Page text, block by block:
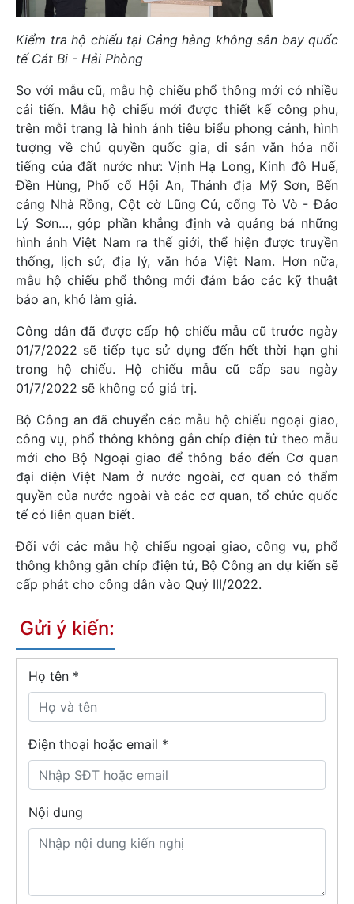
Kiểm tra hộ chiếu tại Cảng hàng không sân bay quốc
tế Cát Bi - Hải Phòng
So với mẫu cũ, mẫu hộ chiếu phổ thông mới có nhiều
cải tiến. Mẫu hộ chiếu mới được thiết kế công phu,
trên mỗi trang là hình ảnh tiêu biểu phong cảnh, hình
tượng về chủ quyền quốc gia, di sản văn hóa nổi
tiếng của đất nước như: Vịnh Hạ Long, Kinh đô Huế,
Đền Hùng, Phố cổ Hội An, Thánh địa Mỹ Sơn, Bến
cảng Nhà Rồng, Cột cờ Lũng Cú, cổng Tò Vò - Đảo
Lý Sơn…, góp phần khẳng định và quảng bá những
hình ảnh Việt Nam ra thế giới, thể hiện được truyền
thống, lịch sử, địa lý, văn hóa Việt Nam. Hơn nữa,
mẫu hộ chiếu phổ thông mới đảm bảo các kỹ thuật
bảo an, khó làm giả.
Công dân đã được cấp hộ chiếu mẫu cũ trước ngày
01/7/2022 sẽ tiếp tục sử dụng đến hết thời hạn ghi
trong hộ chiếu. Hộ chiếu mẫu cũ cấp sau ngày
01/7/2022 sẽ không có giá trị.
Bộ Công an đã chuyển các mẫu hộ chiếu ngoại giao,
công vụ, phổ thông không gắn chíp điện tử theo mẫu
mới cho Bộ Ngoại giao để thông báo đến Cơ quan
đại diện Việt Nam ở nước ngoài, cơ quan có thẩm
quyền của nước ngoài và các cơ quan, tổ chức quốc
tế có liên quan biết.
Đối với các mẫu hộ chiếu ngoại giao, công vụ, phổ
thông không gắn chíp điện tử, Bộ Công an dự kiến sẽ
cấp phát cho công dân vào Quý III/2022.
Gửi ý kiến:
Họ tên *
Điện thoại hoặc email *
Nội dung